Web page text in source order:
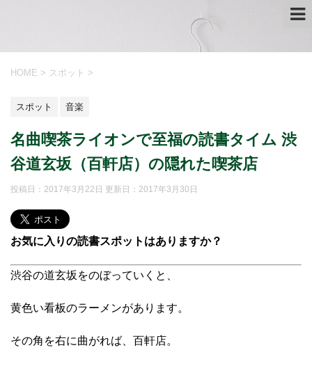
HOME > スポット >
スポット 音楽
名曲喫茶ライオンで至福の読書タイム 渋
谷道玄坂（百軒店）の隠れた喫茶店
投稿日：2017年3月22日 更新日： 2017年3月30日
お気に入りの読書スポットはありますか？
渋谷の道玄坂をのぼっていくと、
黄色い看板のラーメンがあります。
その角を右に曲がれば、百軒店。